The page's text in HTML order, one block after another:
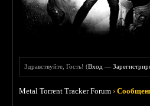
Здравствуйте, Гость! (Вход —
Metal Torrent Tracker Forum ›